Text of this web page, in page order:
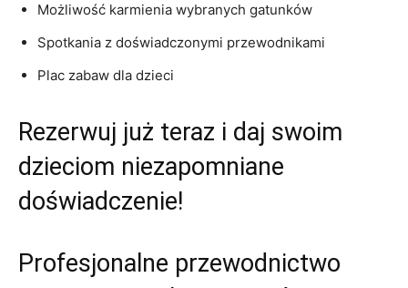
Możliwość karmienia wybranych gatunków
Spotkania z doświadczonymi przewodnikami
Plac zabaw dla dzieci
Rezerwuj już teraz i daj ⁢swoim
dzieciom niezapomniane
doświadczenie!
Profesjonalne przewodnictwo